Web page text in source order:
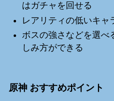
はガチャを回せる
レアリティの低いキャ
ボスの強さなどを選べ
しみ方ができる
原神 おすすめポイント